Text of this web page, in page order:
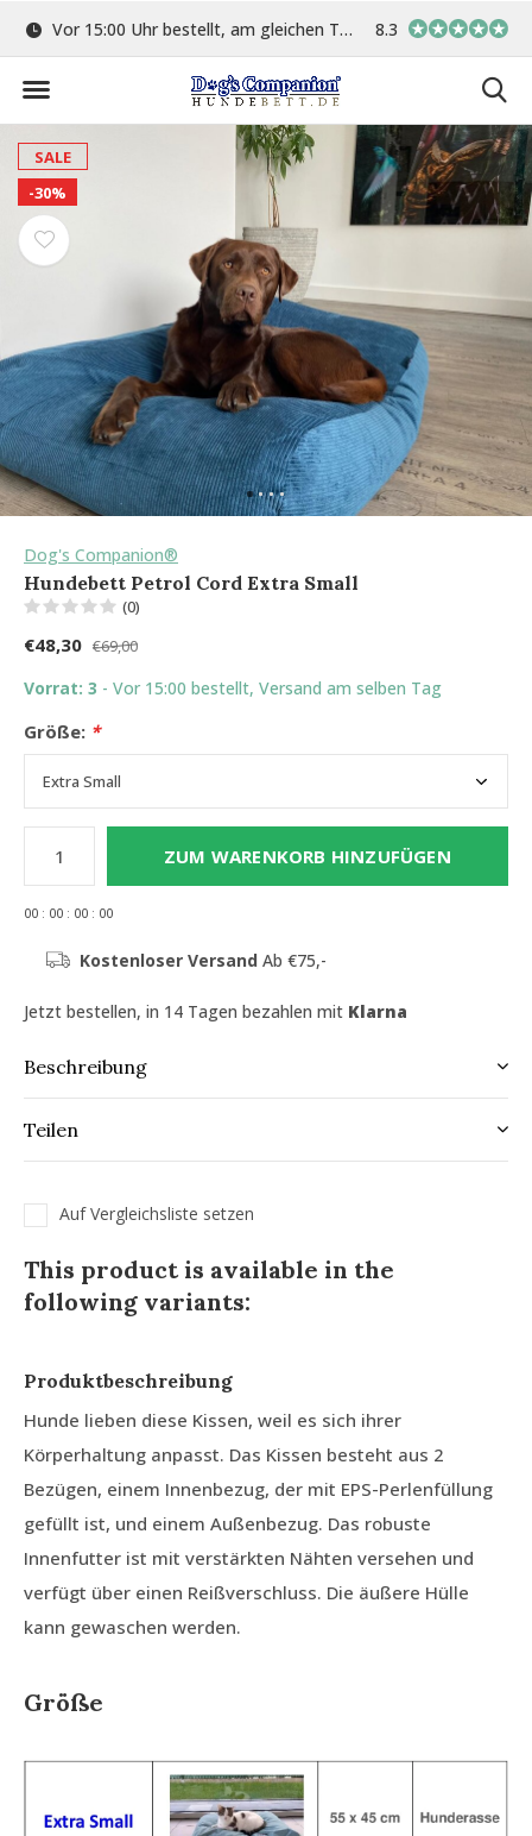
Vor 15:00 Uhr bestellt, am gleichen Tag versand In eigener
8.3
SALE
-30%
Dog's Companion®
Hundebett Petrol Cord Extra Small
(0)
€48,30 €69,00
Vorrat: 3 - Vor 15:00 bestellt, Versand am selben Tag
Größe: *
ZUM WARENKORB HINZUFÜGEN
00 : 00 : 00 : 00
Kostenloser Versand Ab €75,-
Jetzt bestellen, in 14 Tagen bezahlen mit Klarna
Beschreibung
Teilen
Auf Vergleichsliste setzen
This product is available in the
following variants:
Produktbeschreibung
Hunde lieben diese Kissen, weil es sich ihrer
Körperhaltung anpasst. Das Kissen besteht aus 2
Bezügen, einem Innenbezug, der mit EPS-Perlenfüllung
gefüllt ist, und einem Außenbezug. Das robuste
Innenfutter ist mit verstärkten Nähten versehen und
verfügt über einen Reißverschluss. Die äußere Hülle
kann gewaschen werden.
Größe